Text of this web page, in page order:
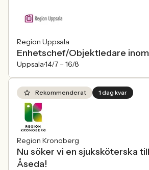
Region Uppsala
Enhetschef/Objektledare inom
Uppsala14/7 – 16/8
Rekommenderat 1 dag kvar
Region Kronoberg
Nu söker vi en sjuksköterska
Åseda!